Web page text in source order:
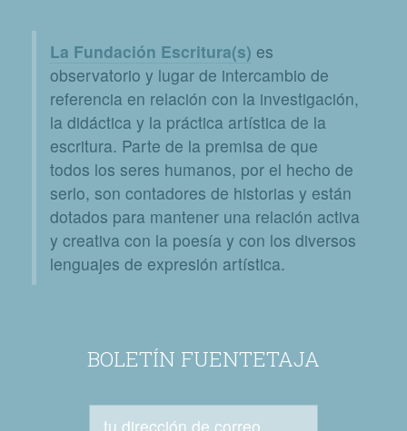
La Fundación Escritura(s) es
observatorio y lugar de intercambio de
referencia en relación con la investigación,
la didáctica y la práctica artística de la
escritura. Parte de la premisa de que
todos los seres humanos, por el hecho de
serlo, son contadores de historias y están
dotados para mantener una relación activa
y creativa con la poesía y con los diversos
lenguajes de expresión artística.
BOLETÍN FUENTETAJA